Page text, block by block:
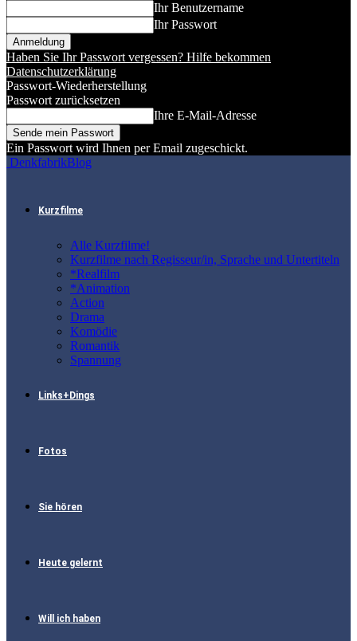
Ihr Benutzername
Ihr Passwort
Haben Sie Ihr Passwort vergessen? Hilfe bekommen
Datenschutzerklärung
Passwort-Wiederherstellung
Passwort zurücksetzen
Ihre E-Mail-Adresse
Ein Passwort wird Ihnen per Email zugeschickt.
DenkfabrikBlog
Kurzfilme
Alle Kurzfilme!
Kurzfilme nach Regisseur/in, Sprache und Untertiteln
*Realfilm
*Animation
Action
Drama
Komödie
Romantik
Spannung
Links+Dings
Fotos
Sie hören
Heute gelernt
Will ich haben